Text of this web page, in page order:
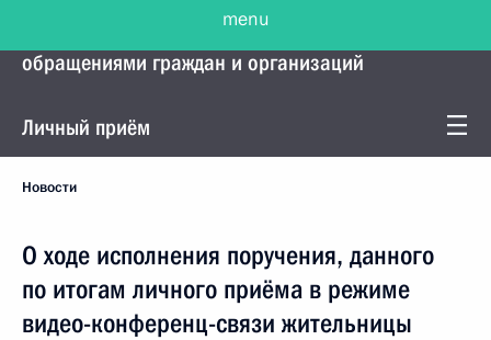
Управление Президента по работе с
обращениями граждан и организаций
Личный приём
Новости
О ходе исполнения поручения, данного
по итогам личного приёма в режиме
видео-конференц-связи жительницы